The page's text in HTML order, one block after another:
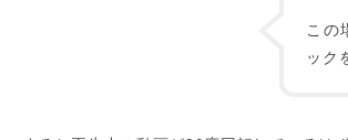
この
ック